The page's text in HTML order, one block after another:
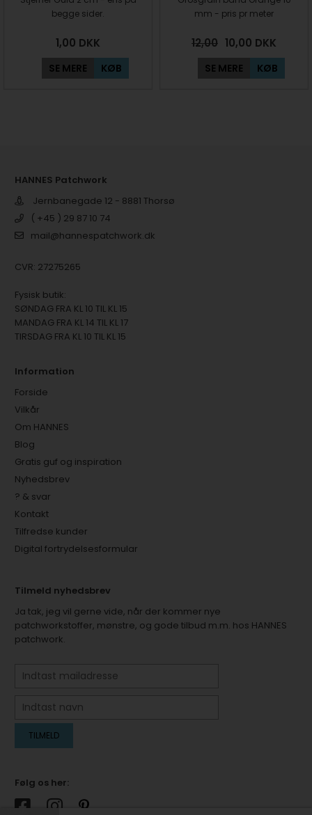
begge sider.
1,00 DKK
SE MERE KØB
mm - pris pr meter
12,00 10,00 DKK
SE MERE KØB
HANNES Patchwork
Jernbanegade 12 - 8881 Thorsø
( +45 ) 29 87 10 74
mail@hannespatchwork.dk
CVR: 27275265
Fysisk butik:
SØNDAG FRA KL 10 TIL KL 15
MANDAG FRA KL 14 TIL KL 17
TIRSDAG FRA KL 10 TIL KL 15
Information
Forside
Vilkår
Om HANNES
Blog
Gratis guf og inspiration
Nyhedsbrev
? & svar
Kontakt
Tilfredse kunder
Digital fortrydelsesformular
Tilmeld nyhedsbrev
Ja tak, jeg vil gerne vide, når der kommer nye
patchworkstoffer, mønstre, og gode tilbud m.m. hos HANNES
patchwork.
Følg os her: